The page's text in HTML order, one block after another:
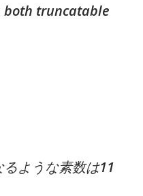
both truncatable
ような素数は11